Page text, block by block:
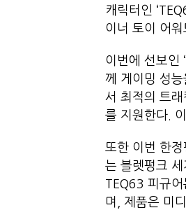
캐릭터인
이너 토이 어워
이번에 선보인
께 게이밍 성
서 최적의 트
를 지원한다.
또한 이번 한
는 블렛펑크
TEQ63 피규
며, 제품은 미